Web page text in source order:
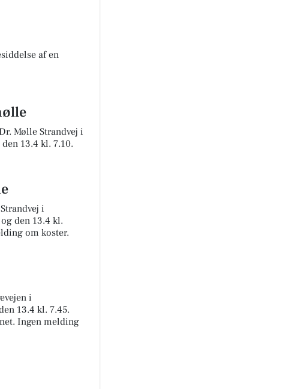
af en
Mølle Strandvej i
13.4 kl. 7.10.
i
den 13.4 kl.
om koster.
i
13.4 kl. 7.45.
Ingen melding